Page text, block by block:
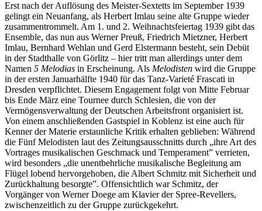
Erst nach der Auflösung des Meister-Sextetts im September 1939
gelingt ein Neuanfang, als Herbert Imlau seine alte Gruppe wieder
zusammentrommelt. Am 1. und 2. Weihnachtsfeiertag 1939 gibt das
Ensemble, das nun aus Werner Preuß, Friedrich Mietzner, Herbert
Imlau, Bernhard Wehlan und Gerd Elstermann besteht, sein Debüt
in der Stadthalle von Görlitz – hier tritt man allerdings unter dem
Namen 5 Melodias in Erscheinung. Als Melodisten wird die Gruppe
in der ersten Januarhälfte 1940 für das Tanz-Varieté Frascati in
Dresden verpflichtet. Diesem Engagement folgt von Mitte Februar
bis Ende März eine Tournee durch Schlesien, die von der
Vermögensverwaltung der Deutschen Arbeitsfront organisiert ist.
Von einem anschließenden Gastspiel in Koblenz ist eine auch für
Kenner der Materie erstaunliche Kritik erhalten geblieben: Während
die Fünf Melodisten laut des Zeitungsausschnitts durch „ihre Art des
Vortrages musikalischen Geschmack und Temperament” verrieten,
wird besonders „die unentbehrliche musikalische Begleitung am
Flügel lobend hervorgehoben, die Albert Schmitz mit Sicherheit und
Zurückhaltung besorgte”. Offensichtlich war Schmitz, der
Vorgänger von Werner Doege am Klavier der Spree-Revellers,
zwischenzeitlich zu der Gruppe zurückgekehrt.